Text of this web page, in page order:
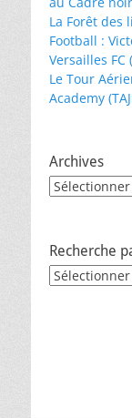
La Forêt des
Football :
Versailles FC
Le Tour
Academy
Archives
Archives
Recherche
Recherche